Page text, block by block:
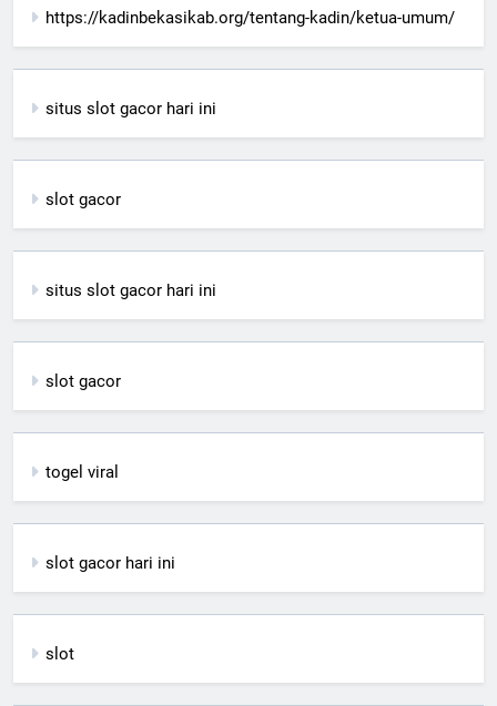
https://kadinbekasikab.org/tentang-kadin/ketua-umum/
situs slot gacor hari ini
slot gacor
situs slot gacor hari ini
slot gacor
togel viral
slot gacor hari ini
slot